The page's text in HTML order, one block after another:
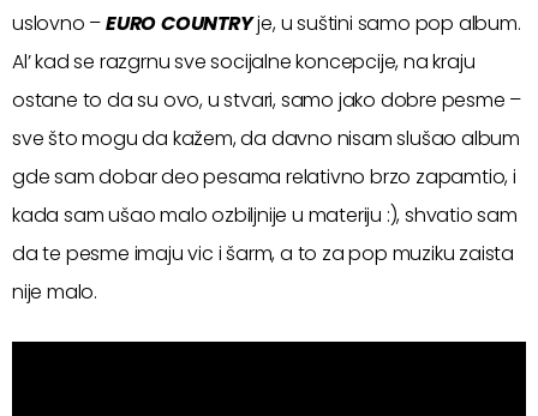
uslovno –EURO COUNTRYje, u suštini samo pop album.
Al’ kad se razgrnu sve socijalne koncepcije, na kraju
ostane to da su ovo, u stvari, samo jako dobre pesme –
sve što mogu da kažem, da davno nisam slušao album
gde sam dobar deo pesama relativno brzo zapamtio, i
kada sam ušao malo ozbiljnije u materiju :), shvatio sam
da te pesme imaju vic i šarm, a to za pop muziku zaista
nije malo.